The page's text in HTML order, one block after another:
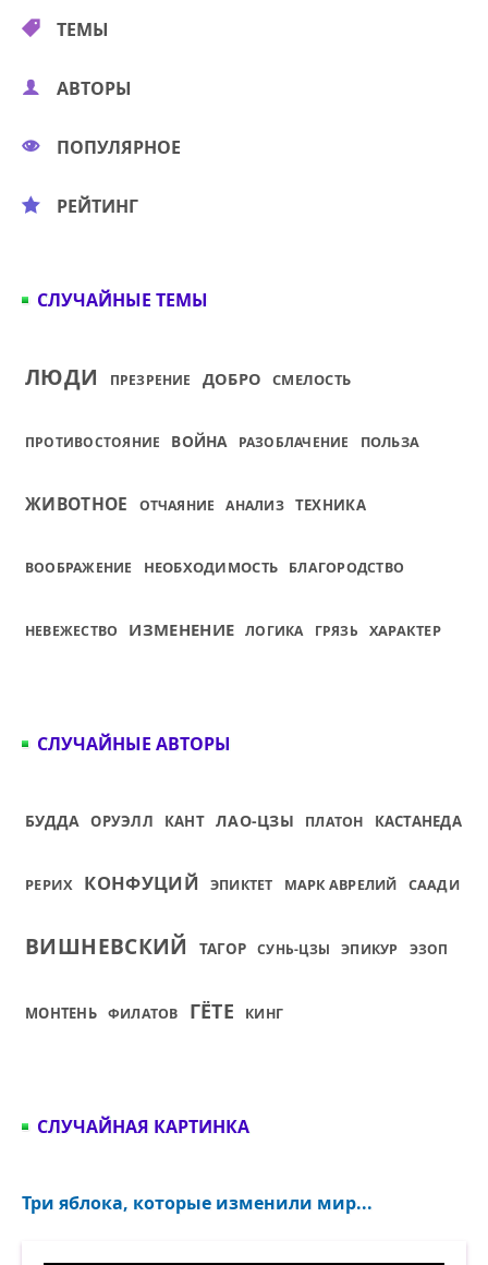
ТЕМЫ
АВТОРЫ
ПОПУЛЯРНОЕ
РЕЙТИНГ
СЛУЧАЙНЫЕ ТЕМЫ
ЛЮДИ ПРЕЗРЕНИЕ ДОБРО СМЕЛОСТЬ
ПРОТИВОСТОЯНИЕ ВОЙНА РАЗОБЛАЧЕНИЕ ПОЛЬЗА
ЖИВОТНОЕ ОТЧАЯНИЕ АНАЛИЗ ТЕХНИКА
ВООБРАЖЕНИЕ НЕОБХОДИМОСТЬ БЛАГОРОДСТВО
НЕВЕЖЕСТВО ИЗМЕНЕНИЕ ЛОГИКА ГРЯЗЬ ХАРАКТЕР
СЛУЧАЙНЫЕ АВТОРЫ
БУДДА ОРУЭЛЛ КАНТ ЛАО-ЦЗЫ ПЛАТОН КАСТАНЕДА
РЕРИХ КОНФУЦИЙ ЭПИКТЕТ МАРК АВРЕЛИЙ СААДИ
ВИШНЕВСКИЙ ТАГОР СУНЬ-ЦЗЫ ЭПИКУР ЭЗОП
МОНТЕНЬ ФИЛАТОВ ГЁТЕ КИНГ
СЛУЧАЙНАЯ КАРТИНКА
Три яблока, которые изменили мир...